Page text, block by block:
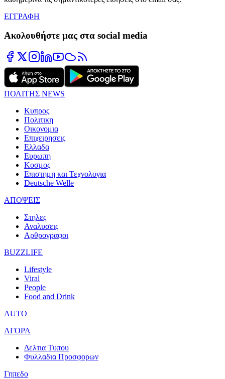
ΕΓΓΡΑΦΗ
Ακολουθήστε μας στα social media
ΠΟΛΙΤΗΣ NEWS
Κυπρος
Πολιτικη
Οικονομια
Επιχειρησεις
Ελλαδα
Ευρωπη
Κοσμος
Επιστημη και Τεχνολογια
Deutsche Welle
ΑΠΟΨΕΙΣ
Στηλες
Αναλυσεις
Αρθρογραφοι
BUZZLIFE
Lifestyle
Viral
People
Food and Drink
AUTO
ΑΓΟΡΑ
Δελτια Τυπου
Φυλλαδια Προσφορων
Γηπεδο